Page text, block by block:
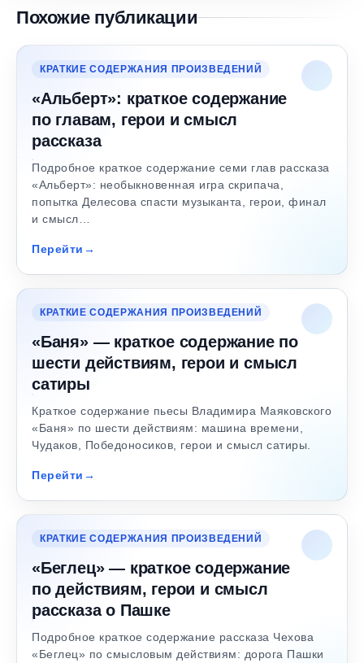
Похожие публикации
КРАТКИЕ СОДЕРЖАНИЯ ПРОИЗВЕДЕНИЙ
«Альберт»: краткое содержание
по главам, герои и смысл
рассказа
Подробное краткое содержание семи глав рассказа
«Альберт»: необыкновенная игра скрипача,
попытка Делесова спасти музыканта, герои, финал
и смысл…
Перейти
КРАТКИЕ СОДЕРЖАНИЯ ПРОИЗВЕДЕНИЙ
«Баня» — краткое содержание по
шести действиям, герои и смысл
сатиры
Краткое содержание пьесы Владимира Маяковского
«Баня» по шести действиям: машина времени,
Чудаков, Победоносиков, герои и смысл сатиры.
Перейти
КРАТКИЕ СОДЕРЖАНИЯ ПРОИЗВЕДЕНИЙ
«Беглец» — краткое содержание
по действиям, герои и смысл
рассказа о Пашке
Подробное краткое содержание рассказа Чехова
«Беглец» по смысловым действиям: дорога Пашки